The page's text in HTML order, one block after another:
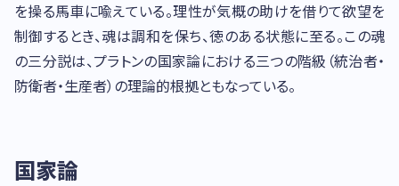
を操る馬車に喩えている。理性が気概の助けを借りて欲望を
制御するとき、魂は調和を保ち、徳のある状態に至る。この魂
の三分説は、プラトンの国家論における三つの階級（統治者・
防衛者・生産者）の理論的根拠ともなっている。
国家論